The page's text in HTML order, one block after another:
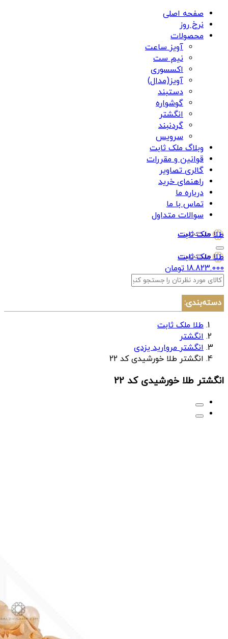
صفحه اصلی
نرخ روز
محصولات
آویز ساعت
نیم ست
اکسسوری
آویز(مدال)
دستبند
گوشواره
انگشتر
گردنبند
سرویس
وبلاگ ملک ثابت
قوانین و مقررات
گالری تصاویر
راهنمای خرید
درباره ما
تماس با ما
سوالات متداول
طلا ملک ثابت
طلا ملک ثابت
18.823.000 تومان
دسته‌بندی:
طلا ملک ثابت
انگشتر
انگشتر مروارید یزدی
انگشتر طلا خورشیدی کد 22
انگشتر طلا خورشیدی کد 22